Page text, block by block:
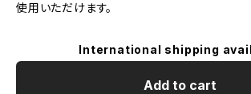
使用いただけます。
International shipping
Add to cart